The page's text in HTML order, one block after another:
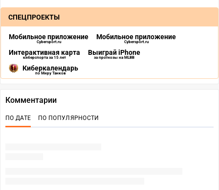
СПЕЦПРОЕКТЫ
Мобильное приложение
Cybersport.ru
Мобильное приложение
Cybersport.ru
Интерактивная карта
киберспорта за 15 лет
Выиграй iPhone
за прогнозы на MLBB
Киберкалендарь
по Миру Танков
Комментарии
ПО ДАТЕ ПО ПОПУЛЯРНОСТИ